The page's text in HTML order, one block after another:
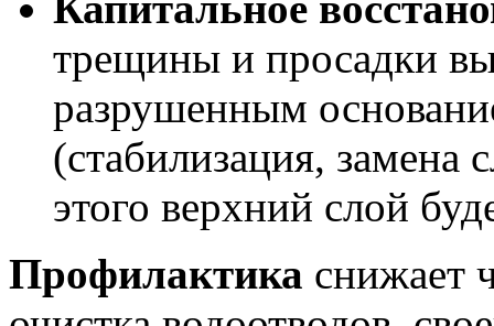
трещины и просадки
разрушенным
(стабилизация, замена
этого верхний слой
Профилактика снижает